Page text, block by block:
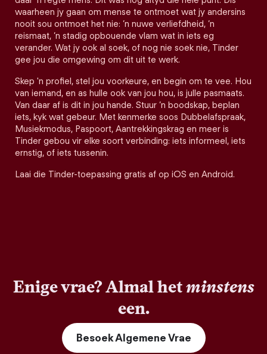
waarheen jy gaan om mense te ontmoet wat jy andersins
nooit sou ontmoet het nie: ’n nuwe verliefdheid, ’n
reismaat, ’n stadig opbouende vlam wat in iets eg
verander. Wat jy ook al soek, of nog nie soek nie, Tinder
gee jou die omgewing om dit uit te werk.
Skep 'n profiel, stel jou voorkeure, en begin om te vee. Hou
van iemand, en as hulle ook van jou hou, is julle pasmaats.
Van daar af is dit in jou hande. Stuur ’n boodskap, beplan
iets, kyk wat gebeur. Met kenmerke soos Dubbelafspraak,
Musiekmodus, Paspoort, Aantrekkingskrag en meer is
Tinder gebou vir elke soort verbinding: iets informeel, iets
ernstig, of iets tussenin.
Laai die Tinder-toepassing gratis af op iOS en Android.
Enige vrae? Almal hetminstens
een.
Besoek Algemene Vrae